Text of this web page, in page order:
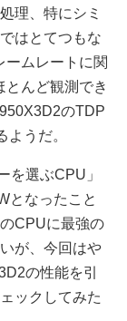
理、特にシミ
はとてつもな
ームレートに関
とんど観測でき
のTDP
うだ。
選ぶCPU」
となったこと
CPUに最強の
が、今回はや
の性能を引
ックしてみた